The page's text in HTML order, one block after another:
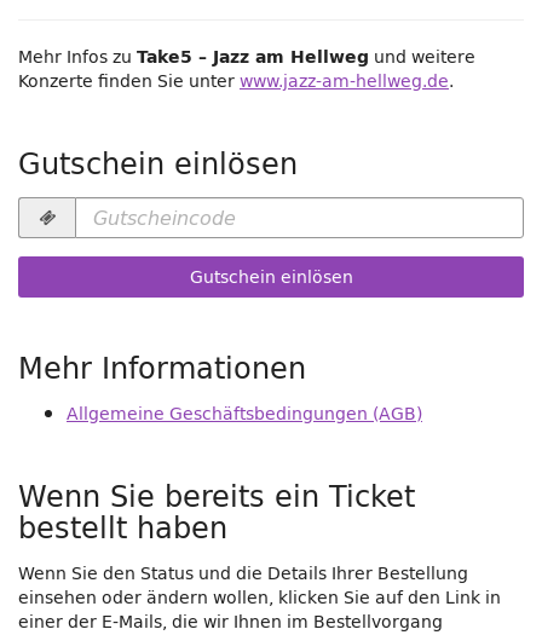
Mehr Infos zu Take5 – Jazz am Hellweg und weitere
Konzerte finden Sie unterwww.jazz-am-hellweg.de.
Gutschein einlösen
Gutscheincode
erforderlich
Gutschein einlösen
Mehr Informationen
Allgemeine Geschäftsbedingungen (AGB)
Wenn Sie bereits ein Ticket
bestellt haben
Wenn Sie den Status und die Details Ihrer Bestellung
einsehen oder ändern wollen, klicken Sie auf den Link in
einer der E-Mails, die wir Ihnen im Bestellvorgang